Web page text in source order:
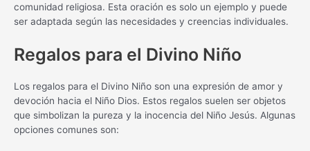
comunidad religiosa. Esta oración es solo un ejemplo y puede
ser adaptada según las necesidades y creencias individuales.
Regalos para el Divino Niño
Los regalos para el Divino Niño son una expresión de amor y
devoción hacia el Niño Dios. Estos regalos suelen ser objetos
que simbolizan la pureza y la inocencia del Niño Jesús. Algunas
opciones comunes son: